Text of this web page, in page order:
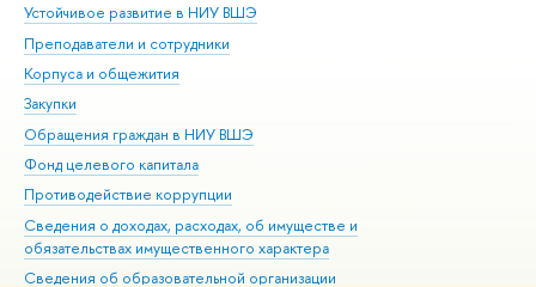
Устойчивое развитие в НИУ ВШЭ
Преподаватели и сотрудники
Корпуса и общежития
Закупки
Обращения граждан в НИУ ВШЭ
Фонд целевого капитала
Противодействие коррупции
Сведения о доходах, расходах, об имуществе и
обязательствах имущественного характера
Сведения об образовательной организации